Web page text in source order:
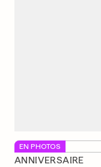
EN PHOTOS
ANNIVERSAIRE